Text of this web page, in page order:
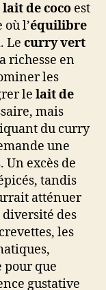
de coco est
l’équilibre
Le curry vert
richesse en
les
le lait de
mais
du curry
une
excès de
tandis
atténuer
des
les
pour que
gustative